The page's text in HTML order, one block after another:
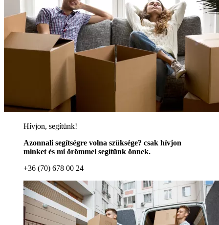
Hívjon, segítünk!
Azonnali segítségre volna szüksége? csak hívjon
minket és mi örömmel segítünk önnek.
+36 (70) 678 00 24